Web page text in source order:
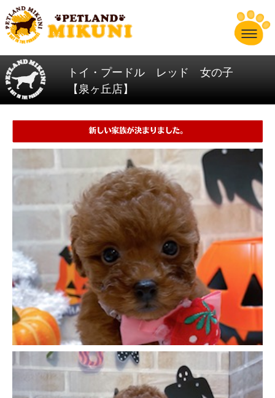
トイ・プードル レッド 女の子
【泉ヶ丘店】